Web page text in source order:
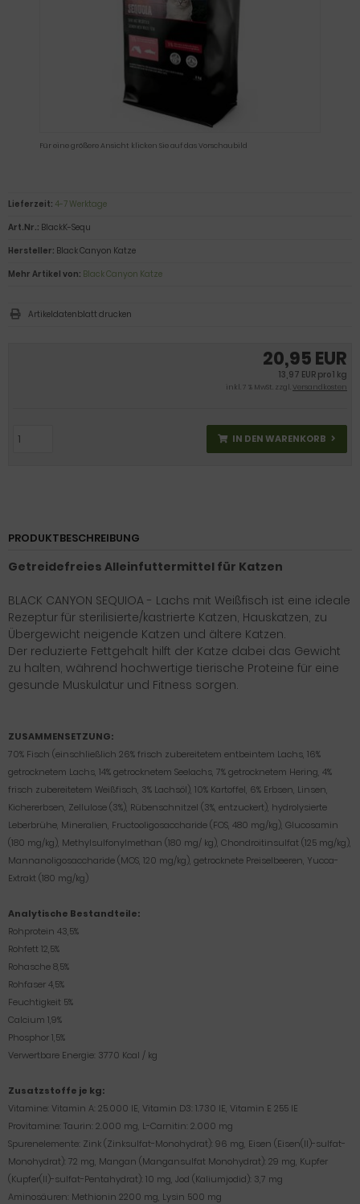
Für eine größere Ansicht klicken Sie auf das Vorschaubild
20,95 EUR
13,97 EUR pro 1 kg
inkl. 7 % MwSt. zzgl.Versandkosten
IN DEN WARENKORB
Lieferzeit: 4-7 Werktage
Art.Nr.: BlackK-Sequ
Hersteller: Black Canyon Katze
Mehr Artikel von: Black Canyon Katze
Artikeldatenblatt drucken
PRODUKTBESCHREIBUNG
Getreidefreies Alleinfuttermittel für Katzen
BLACK CANYON SEQUIOA - Lachs mit Weißfisch ist eine ideale
Rezeptur für sterilisierte/kastrierte Katzen, Hauskatzen, zu
Übergewicht neigende Katzen und ältere Katzen.
Der reduzierte Fettgehalt hilft der Katze dabei das Gewicht
zu halten, während hochwertige tierische Proteine für eine
gesunde Muskulatur und Fitness sorgen.
ZUSAMMENSETZUNG:
70% Fisch (einschließlich 26% frisch zubereitetem entbeintem Lachs, 16%
getrocknetem Lachs, 14% getrocknetem Seelachs, 7% getrocknetem Hering, 4%
frisch zubereitetem Weißfisch, 3% Lachsöl), 10% Kartoffel, 6% Erbsen, Linsen,
Kichererbsen, Zellulose (3%), Rübenschnitzel (3%, entzuckert), hydrolysierte
Leberbrühe, Mineralien, Fructooligosaccharide (FOS, 480 mg/kg), Glucosamin
(180 mg/kg), Methylsulfonylmethan (180 mg/ kg), Chondroitinsulfat (125 mg/kg),
Mannanoligosaccharide (MOS, 120 mg/kg), getrocknete Preiselbeeren, Yucca-
Extrakt (180 mg/kg)
Analytische Bestandteile:
Rohprotein 43,5%
Rohfett 12,5%
Rohasche 8,5%
Rohfaser 4,5%
Feuchtigkeit 5%
Calcium 1,9%
Phosphor 1,5%
Verwertbare Energie: 3770 Kcal / kg
Zusatzstoffe je kg:
Vitamine: Vitamin A: 25.000 IE, Vitamin D3: 1.730 IE, Vitamin E 255 IE
Provitamine: Taurin: 2.000 mg, L-Carnitin: 2.000 mg
Spurenelemente: Zink (Zinksulfat-Monohydrat): 96 mg, Eisen (Eisen(II)-sulfat-
Monohydrat): 72 mg, Mangan (Mangansulfat Monohydrat): 29 mg, Kupfer
(Kupfer(II)-sulfat-Pentahydrat): 10 mg, Jod (Kaliumjodid): 3,7 mg
Aminosäuren: Methionin 2200 mg, Lysin 500 mg